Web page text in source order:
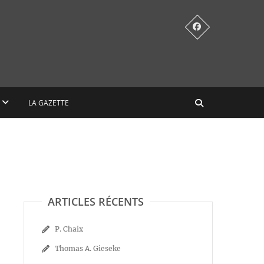
LA GAZETTE
ARTICLES RÉCENTS
P. Chaix
Thomas A. Gieseke